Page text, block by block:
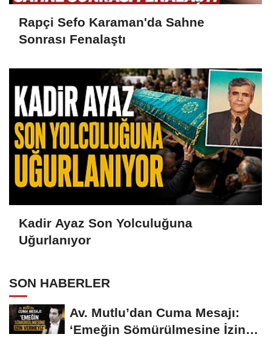
Rapçi Sefo Karaman'da Sahne
Sonrası Fenalaştı
Kadir Ayaz Son Yolculuğuna
Uğurlanıyor
SON HABERLER
Av. Mutlu’dan Cuma Mesajı:
‘Emeğin Sömürülmesine İzin